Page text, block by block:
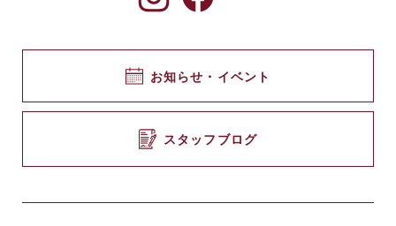
お知らせ・イベント
スタッフブログ